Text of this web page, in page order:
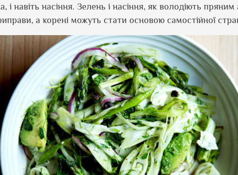
і навіть насіння. Зелень і насіння, як володіють
а корені можуть стати основою самостійної